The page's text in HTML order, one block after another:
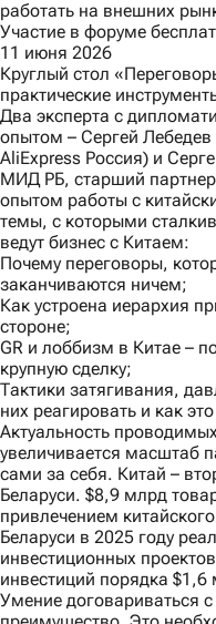
работать на внешних
Участие в форуме
11 июня 2026
Круглый стол
практические
Два эксперта с
опытом – Сергей
AliExpress Россия) и
МИД РБ, старший
опытом работы с
темы, с которыми
ведут бизнес с Китаем:
Почему переговоры,
заканчиваются ничем;
Как устроена иерархия
стороне;
GR и лоббизм в Китае –
крупную сделку;
Тактики затягивания,
них реагировать и как
Актуальность
увеличивается масштаб
сами за себя. Китай –
Беларуси. $8,9 млрд
привлечением
Беларуси в 2025 году
инвестиционных
инвестиций порядка $1,6
Умение договариваться